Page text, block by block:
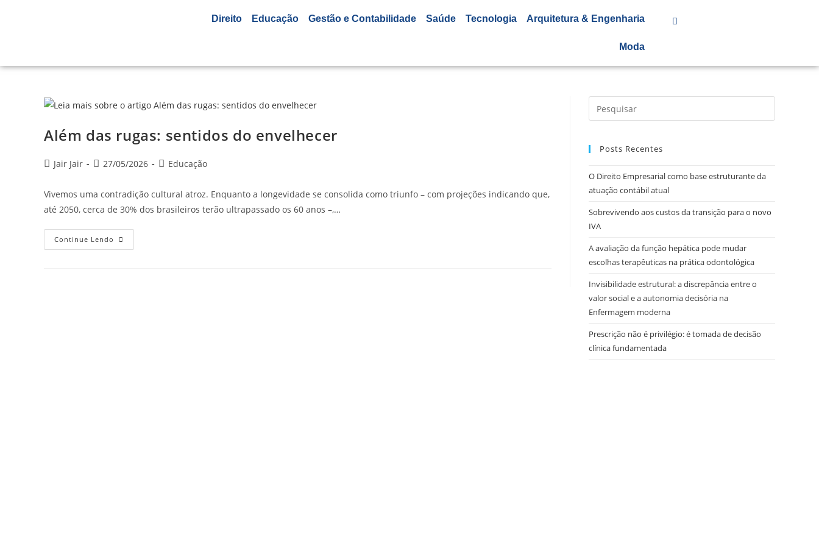
Direito Educação Gestão e Contabilidade Saúde Tecnologia Arquitetura & Engenharia
Moda
Além das rugas: sentidos do envelhecer
Jair Jair 27/05/2026 Educação
Vivemos uma contradição cultural atroz. Enquanto a longevidade se consolida como triunfo – com projeções indicando que,
até 2050, cerca de 30% dos brasileiros terão ultrapassado os 60 anos –,…
Continue Lendo
Posts Recentes
O Direito Empresarial como base estruturante da
atuação contábil atual
Sobrevivendo aos custos da transição para o novo
IVA
A avaliação da função hepática pode mudar
escolhas terapêuticas na prática odontológica
Invisibilidade estrutural: a discrepância entre o
valor social e a autonomia decisória na
Enfermagem moderna
Prescrição não é privilégio: é tomada de decisão
clínica fundamentada